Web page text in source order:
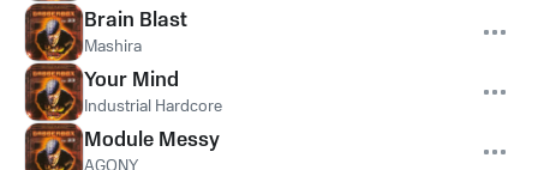
Brain Blast
Mashira
Your Mind
Industrial Hardcore
Module Messy